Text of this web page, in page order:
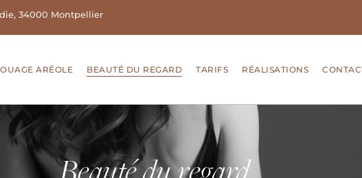
34000 Montpellier
ARÉOLE BEAUTÉ DU REGARD TARIFS RÉALISATIONS